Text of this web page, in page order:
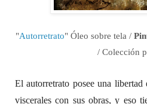
"Autorretrato" Óleo sobre tela /
/ Colección
El autorretrato posee una libertad
viscerales con sus obras, y eso